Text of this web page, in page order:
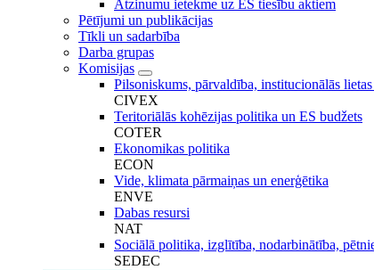
Atzinumu ietekme uz ES tiesību aktiem
Pētījumi un publikācijas
Tīkli un sadarbība
Darba grupas
Komisijas
Pilsoniskums, pārvaldība, institucionālās
CIVEX
Teritoriālās kohēzijas politika un ES budžets
COTER
Ekonomikas politika
ECON
Vide, klimata pārmaiņas un enerģētika
ENVE
Dabas resursi
NAT
Sociālā politika, izglītība, nodarbinātība,
SEDEC